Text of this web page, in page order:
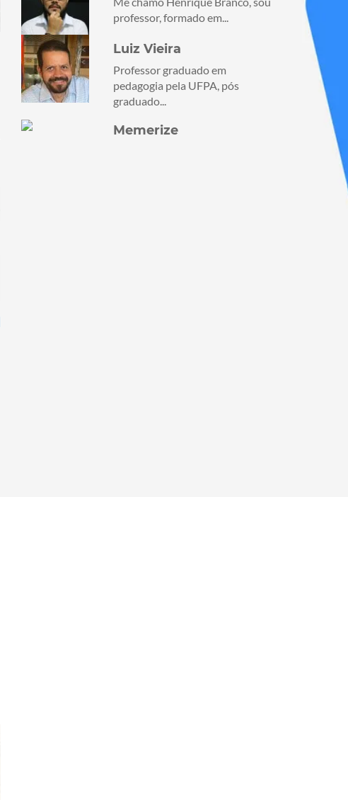
professor, formado em...
Luiz Vieira
Professor graduado em
pedagogia pela UFPA, pós
graduado...
Memerize